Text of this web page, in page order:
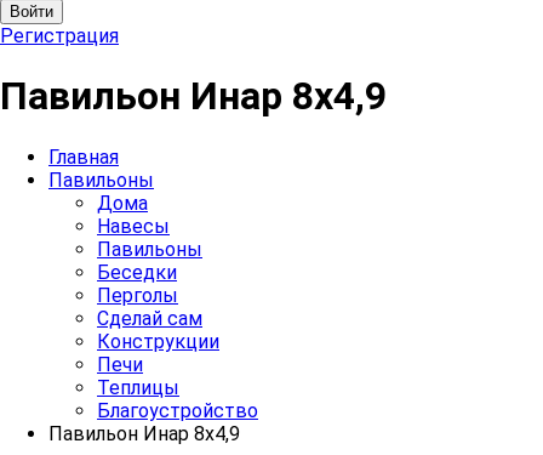
Войти
Регистрация
Павильон Инар 8х4,9
Главная
Павильоны
Дома
Навесы
Павильоны
Беседки
Перголы
Сделай сам
Конструкции
Печи
Теплицы
Благоустройство
Павильон Инар 8х4,9